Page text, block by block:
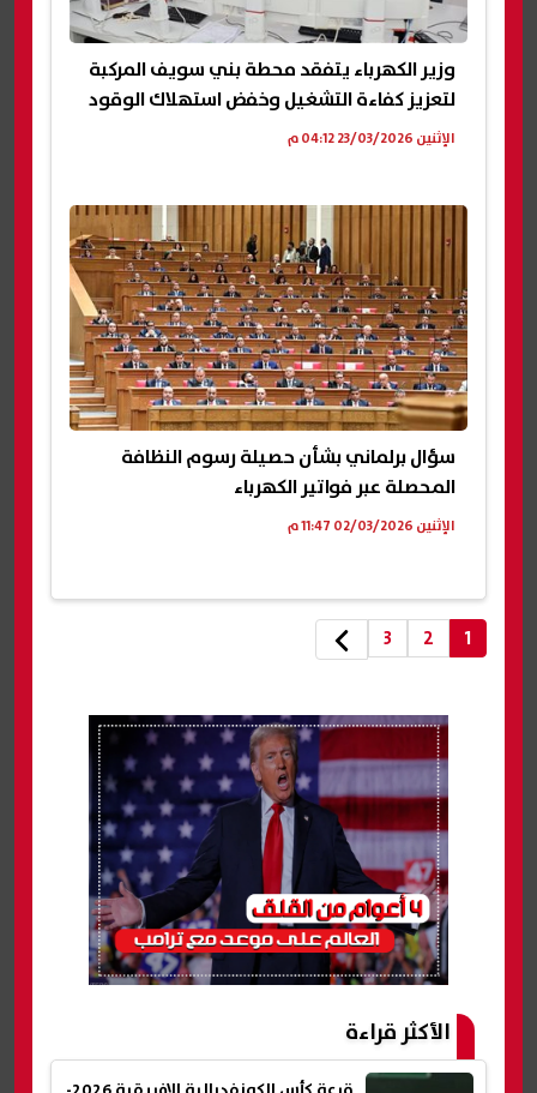
وزير الكهرباء يتفقد محطة بني سويف المركبة
لتعزيز كفاءة التشغيل وخفض استهلاك الوقود
الإثنين 23/03/2026 04:12 م
سؤال برلماني بشأن حصيلة رسوم النظافة
المحصلة عبر فواتير الكهرباء
الإثنين 02/03/2026 11:47 م
1
2
3
الأكثر قراءة